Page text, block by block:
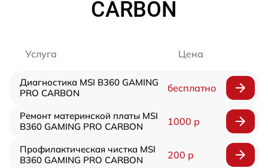
CARBON
Услуга Цена
Диагностика MSI B360 GAMING
PRO CARBON
бесплатно
Ремонт материнской платы MSI
B360 GAMING PRO CARBON
1000 р
Профилактическая чистка MSI
B360 GAMING PRO CARBON
200 р